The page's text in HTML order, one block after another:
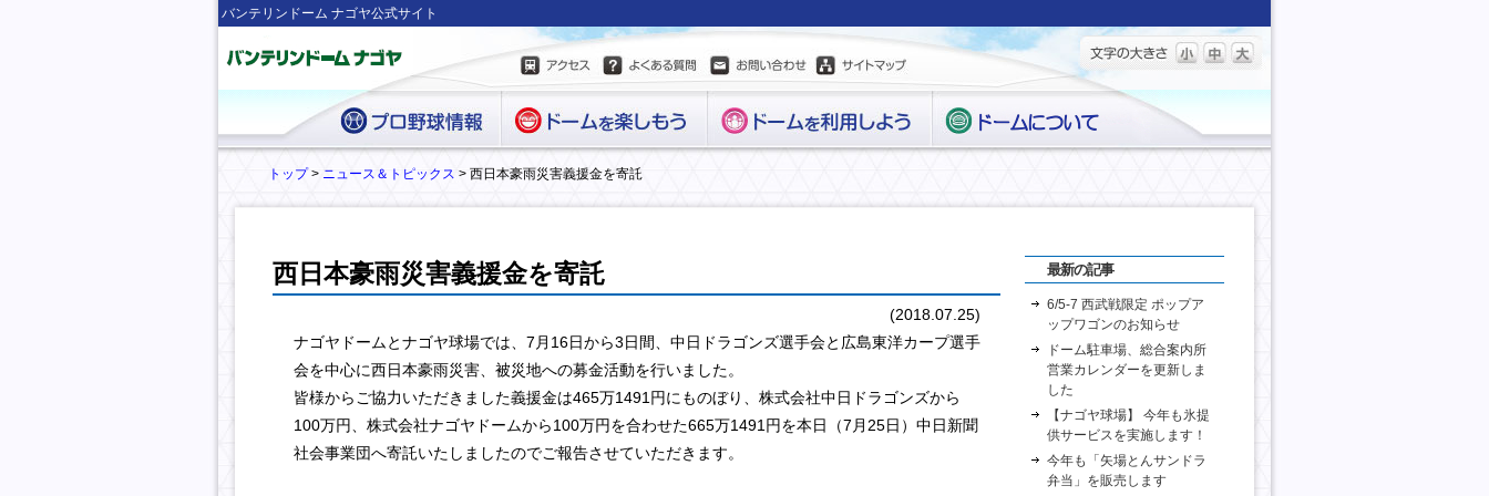
バンテリンドーム ナゴヤ公式サイト
トップ> ニュース＆トピックス > 西日本豪雨災害義援金を寄託
西日本豪雨災害義援金を寄託
(2018.07.25)
ナゴヤドームとナゴヤ球場では、7月16日から3日間、中日ドラゴンズ選手会と広島東洋カープ選手
会を中心に西日本豪雨災害、被災地への募金活動を行いました。
皆様からご協力いただきました義援金は465万1491円にものぼり、株式会社中日ドラゴンズから
100万円、株式会社ナゴヤドームから100万円を合わせた665万1491円を本日（7月25日）中日新聞
社会事業団へ寄託いたしましたのでご報告させていただきます。
最新の記事
6/5-7 西武戦限定 ポップア
ップワゴンのお知らせ
ドーム駐車場、総合案内所
営業カレンダーを更新しま
した
【ナゴヤ球場】 今年も氷提
供サービスを実施します！
今年も「矢場とんサンドラ
弁当」を販売します